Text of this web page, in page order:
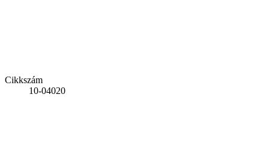
Cikkszám
10-04020